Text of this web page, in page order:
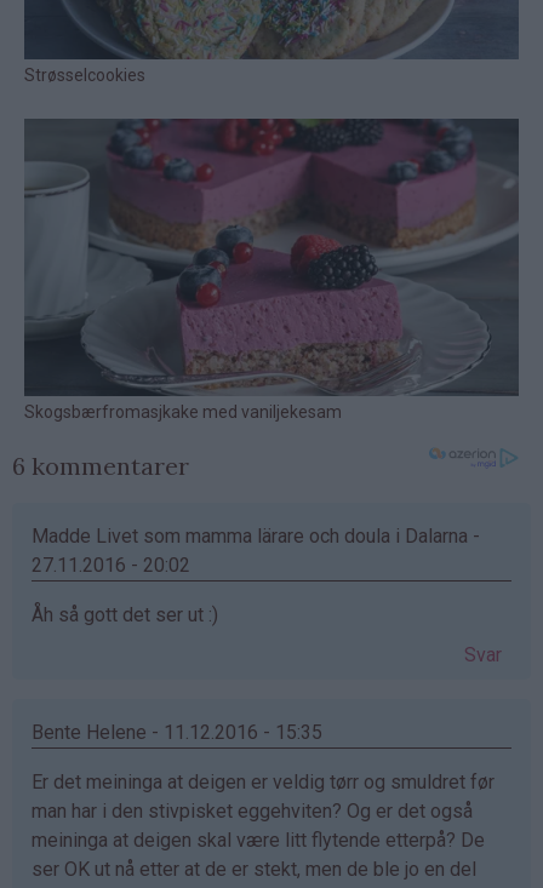
6 kommentarer
Madde Livet som mamma lärare och doula i Dalarna -
27.11.2016 - 20:02
Åh så gott det ser ut :)
Svar
Bente Helene - 11.12.2016 - 15:35
Er det meininga at deigen er veldig tørr og smuldret før
man har i den stivpisket eggehviten? Og er det også
meininga at deigen skal være litt flytende etterpå? De
ser OK ut nå etter at de er stekt, men de ble jo en del